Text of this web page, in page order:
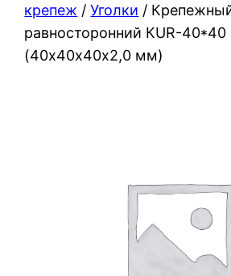
крепеж /Уголки /
равносторонний КUR-40*40
(40х40х40х2,0 мм)